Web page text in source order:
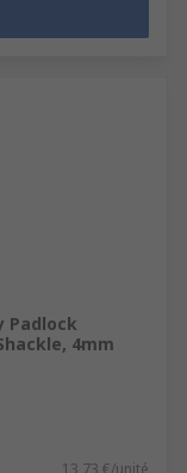
Padlock
4mm
13,73 €/unité